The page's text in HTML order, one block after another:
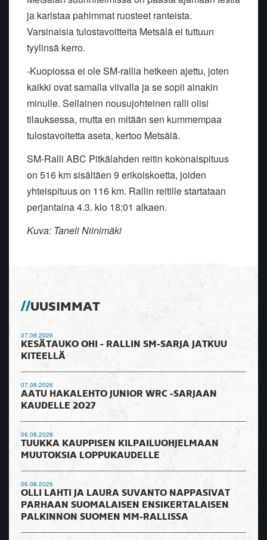
ja karistaa pahimmat ruosteet ranteista.
Varsinaisia tulostavoitteita Metsälä ei tuttuun
tyylinsä kerro.
-Kuopiossa ei ole SM-rallia hetkeen ajettu, joten
kaikki ovat samalla viivalla ja se sopii ainakin
minulle. Sellainen nousujohteinen ralli olisi
tilauksessa, mutta en mitään sen kummempaa
tulostavoitetta aseta, kertoo Metsälä.
SM-Ralli ABC Pitkälahden reitin kokonaispituus
on 516 km sisältäen 9 erikoiskoetta, joiden
yhteispituus on 116 km. Rallin reitille startataan
perjantaina 4.3. klo 18:01 alkaen.
Kuva: Taneli Niinimäki
UUSIMMAT
07.08.2026
KESÄTAUKO OHI - RALLIN SM-SARJA JATKUU
KITEELLÄ
07.08.2026
AATU HAKALEHTO JUNIOR WRC -SARJAAN
KAUDELLE 2027
06.08.2026
TUUKKA KAUPPISEN KILPAILUOHJELMAAN
MUUTOKSIA LOPPUKAUDELLE
06.08.2026
OLLI LAHTI JA LAURA SUVANTO NAPPASIVAT
PARHAAN SUOMALAISEN ENSIKERTALAISEN
PALKINNON SUOMEN MM-RALLISSA